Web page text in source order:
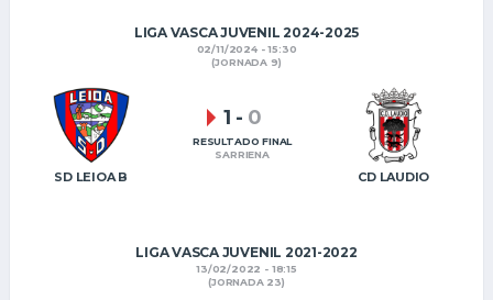
LIGA VASCA JUVENIL 2024-2025
02/11/2024 - 15:30
(JORNADA 9)
SD LEIOA B CD LAUDIO
1 - 0
RESULTADO FINAL
SARRIENA
LIGA VASCA JUVENIL 2021-2022
13/02/2022 - 18:15
(JORNADA 23)